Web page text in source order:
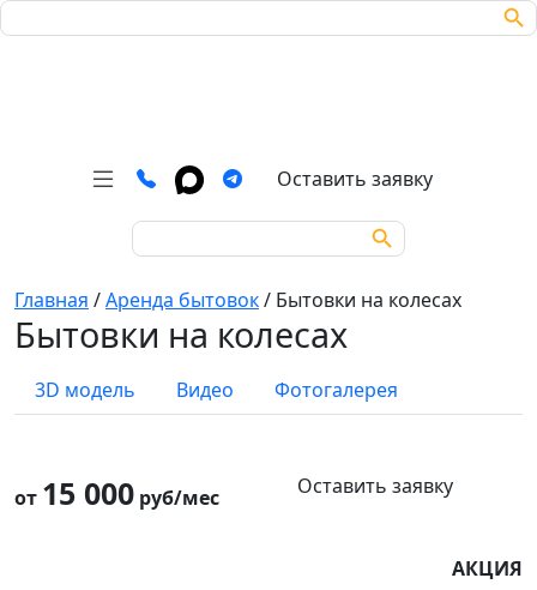
Search
for:
Search
for:
Search Button
Оставить заявку
Главная /Аренда бытовок/ Бытовки на колесах
Бытовки на колесах
3D модель Видео Фотогалерея
от 15 000 руб/мес Оставить заявку
АКЦИЯ